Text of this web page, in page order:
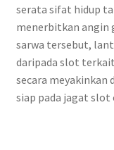
serata sifat hidup
menerbitkan angin
sarwa tersebut,
daripada slot
secara meyakinkan
siap pada jagat